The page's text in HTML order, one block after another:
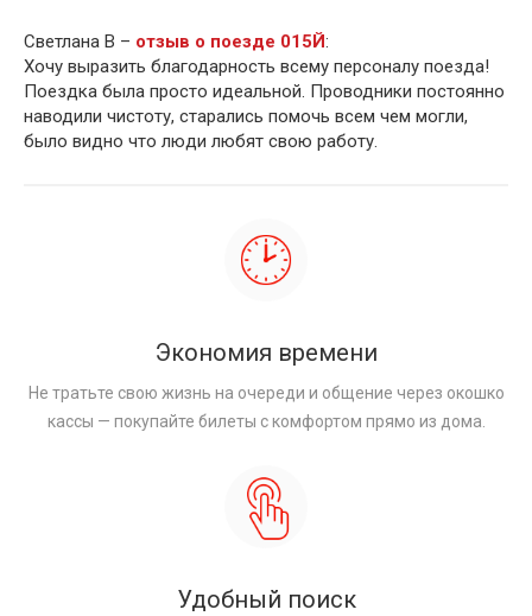
Светлана В – отзыв о поезде 015Й:
Хочу выразить благодарность всему персоналу поезда!
Поездка была просто идеальной. Проводники постоянно
наводили чистоту, старались помочь всем чем могли,
было видно что люди любят свою работу.
Экономия времени
Не тратьте свою жизнь на очереди и общение через окошко
кассы — покупайте билеты с комфортом прямо из дома.
Удобный поиск